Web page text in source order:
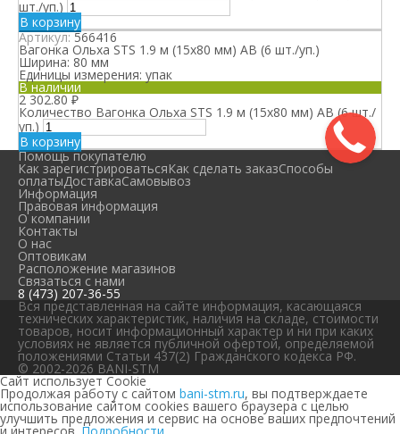
шт./уп.)
В корзину
Артикул:566416
Вагонка Ольха STS 1.9 м (15х80 мм) АВ (6 шт./уп.)
Ширина: 80 мм
Единицы измерения: упак
В наличии
2 302.80₽
Количество Вагонка Ольха STS 1.9 м (15х80 мм) АВ (6 шт./
уп.)
В корзину
Помощь покупателю
Как зарегистрироватьсяКак сделать заказСпособы
оплатыДоставкаСамовывоз
Информация
Правовая информация
О компании
Контакты
О нас
Оптовикам
Расположение магазинов
Связаться с нами
8 (473) 207-36-55
Вся представленная на сайте информация, касающаяся
технических характеристик, наличия на складе, стоимости
товаров, носит информационный характер и ни при каких
условиях не является публичной офертой, определяемой
положениями Статьи 437(2) Гражданского кодекса РФ.
© 2002-2026 BANI-STM
Сайт использует Cookie
Продолжая работу с сайтом bani-stm.ru, вы подтверждаете
использование сайтом cookies вашего браузера с целью
улучшить предложения и сервис на основе ваших предпочтений